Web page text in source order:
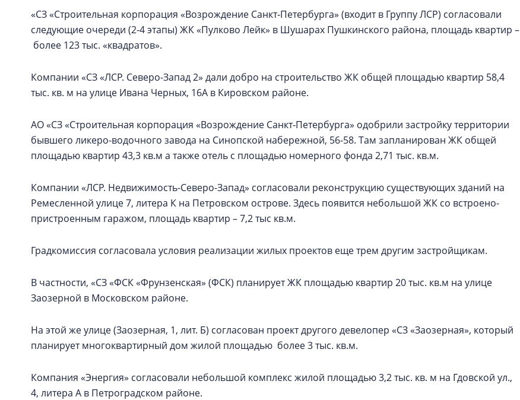
«СЗ «Строительная корпорация «Возрождение Санкт‑Петербурга» (входит в Группу ЛСР) согласовали
следующие очереди (2-4 этапы) ЖК «Пулково Лейк» в Шушарах Пушкинского района, площадь квартир –
более 123 тыс. «квадратов».
Компании «СЗ «ЛСР. Северо-Запад 2» дали добро на строительство ЖК общей площадью квартир 58,4
тыс. кв. м на улице Ивана Черных, 16А в Кировском районе.
АО «СЗ «Строительная корпорация «Возрождение Санкт‑Петербурга» одобрили застройку территории
бывшего ликеро-водочного завода на Синопской набережной, 56-58. Там запланирован ЖК общей
площадью квартир 43,3 кв.м а также отель с площадью номерного фонда 2,71 тыс. кв.м.
Компании «ЛСР. Недвижимость-Северо-Запад» согласовали реконструкцию существующих зданий на
Ремесленной улице 7, литера К на Петровском острове. Здесь появится небольшой ЖК со встроено-
пристроенным гаражом, площадь квартир – 7,2 тыс кв.м.
Градкомиссия согласовала условия реализации жилых проектов еще трем другим застройщикам.
В частности, «СЗ «ФСК «Фрунзенская» (ФСК) планирует ЖК площадью квартир 20 тыс. кв.м на улице
Заозерной в Московском районе.
На этой же улице (Заозерная, 1, лит. Б) согласован проект другого девелопер «СЗ «Заозерная», который
планирует многоквартирный дом жилой площадью более 3 тыс. кв.м.
Компания «Энергия» согласовали небольшой комплекс жилой площадью 3,2 тыс. кв. м на Гдовской ул.,
4, литера А в Петроградском районе.